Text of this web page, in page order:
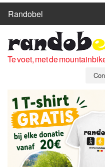
Randobel
ROUTES
CLUBS
OVER
LEDEN
ZICH AANMELDEN
GRATIS REGISTRATIE
WACHTWOORD VERGETEN
Te voet, met de